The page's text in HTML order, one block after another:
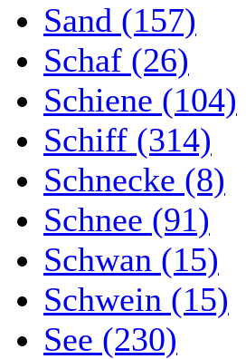
Sand (157)
Schaf (26)
Schiene (104)
Schiff (314)
Schnecke (8)
Schnee (91)
Schwan (15)
Schwein (15)
See (230)